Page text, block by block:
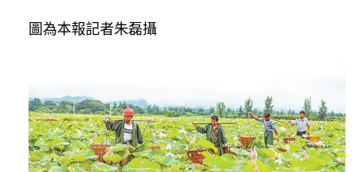
圖為本報記者朱磊攝